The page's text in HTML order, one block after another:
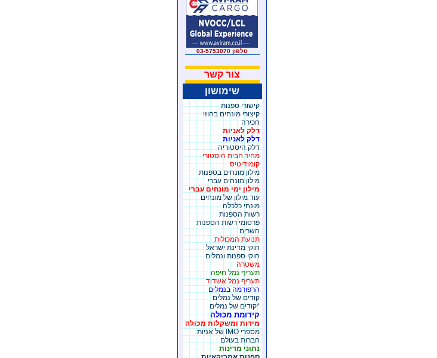
טלפון 03-5753070
צור קשר
שימושון
קישורי ספנות
קיצורי מונחים בחוזי
חכירה
דלק לאניות
דלק לאניות
דלק היסטוריה
מחיר חבית היסטורי
קומודיטיס
מילון מונחים בספנות
מילון מונחים עברי
מילון ימי מונחים עברי
עוד מילון של מונחים
מונחי כלכלה
רשות הספנות
פרסומי רשות הספנות
השרים
תנועת המכולות
חוקי מדינת ישראל
חוקי ספנות ונמלים
משטרה
תעריף נמל חיפה
תעריף נמל אשדוד
הרפורמה בנמלים
קודים של נמלים
*קודים של נמלים
קידומת מכולה
מידות ומשקלות מכולה
מספרי IMO של אניות
חברות בעולם
נתוני מדינות